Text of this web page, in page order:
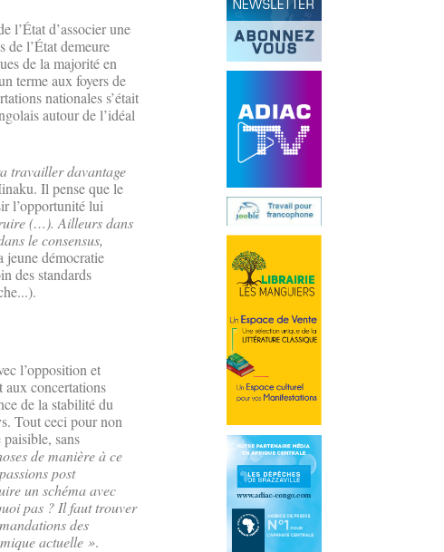
l’État d’associer une
de l’État demeure
de la majorité en
terme aux foyers de
nationales s’était
autour de l’idéal
travailler davantage
Il pense que le
l’opportunité lui
(…). Ailleurs dans
le consensus,
jeune démocratie
des standards
l’opposition et
aux concertations
de la stabilité du
Tout ceci pour non
sans
de manière à ce
post
un schéma avec
pas ? Il faut trouver
des
actuelle ».